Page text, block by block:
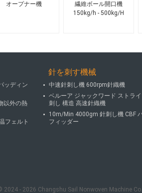
オープナー機
繊維ボール開口機
150kg/h - 500kg/H
ッディン
以外の熱
フェルト
針を刺す機械
中速針刺し機 600rpm針織機
ベルーア ジャックワード ストラ
刺し 構造 高速針織機
10m/Min 4000gm 針刺し機 CBF
フィッダー
2024 - 2026 Changshu Sail Nonwoven Machine